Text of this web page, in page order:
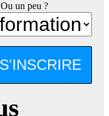
un peu ?
S'INSCRIRE